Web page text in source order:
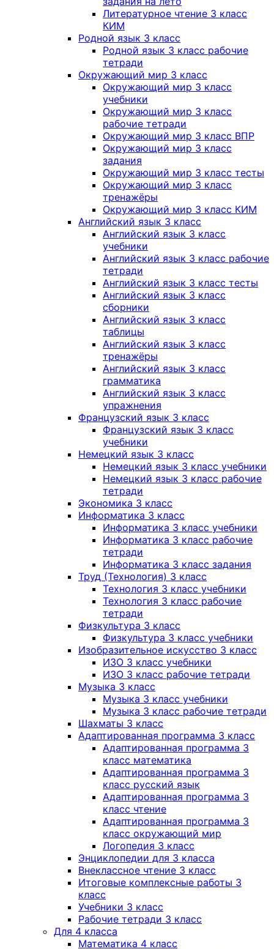
Литературное чтение 3 класс
КИМ
Родной язык 3 класс
Родной язык 3 класс рабочие
тетради
Окружающий мир 3 класс
Окружающий мир 3 класс
учебники
Окружающий мир 3 класс
рабочие тетради
Окружающий мир 3 класс ВПР
Окружающий мир 3 класс
задания
Окружающий мир 3 класс тесты
Окружающий мир 3 класс
тренажёры
Окружающий мир 3 класс КИМ
Английский язык 3 класс
Английский язык 3 класс
учебники
Английский язык 3 класс рабочие
тетради
Английский язык 3 класс тесты
Английский язык 3 класс
сборники
Английский язык 3 класс
таблицы
Английский язык 3 класс
тренажёры
Английский язык 3 класс
грамматика
Английский язык 3 класс
упражнения
Французский язык 3 класс
Французский язык 3 класс
учебники
Немецкий язык 3 класс
Немецкий язык 3 класс учебники
Немецкий язык 3 класс рабочие
тетради
Экономика 3 класс
Информатика 3 класс
Информатика 3 класс учебники
Информатика 3 класс рабочие
тетради
Информатика 3 класс задания
Труд (Технология) 3 класс
Технология 3 класс учебники
Технология 3 класс рабочие
тетради
Физкультура 3 класс
Физкультура 3 класс учебники
Изобразительное искусство 3 класс
ИЗО 3 класс учебники
ИЗО 3 класс рабочие тетради
Музыка 3 класс
Музыка 3 класс учебники
Музыка 3 класс рабочие тетради
Шахматы 3 класс
Адаптированная программа 3 класс
Адаптированная программа 3
класс математика
Адаптированная программа 3
класс русский язык
Адаптированная программа 3
класс чтение
Адаптированная программа 3
класс окружающий мир
Логопедия 3 класс
Энциклопедии для 3 класса
Внеклассное чтение 3 класс
Итоговые комплексные работы 3
класс
Учебники 3 класс
Рабочие тетради 3 класс
Для 4 класса
Математика 4 класс